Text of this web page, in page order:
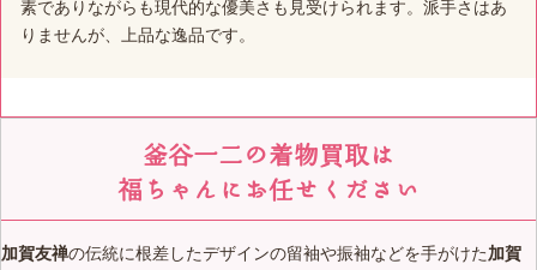
素でありながらも現代的な優美さも見受けられます。派手さはあ
りませんが、上品な逸品です。
釜谷一二の着物買取は
福ちゃんにお任せください
加賀友禅の伝統に根差したデザインの留袖や振袖などを手がけた加賀